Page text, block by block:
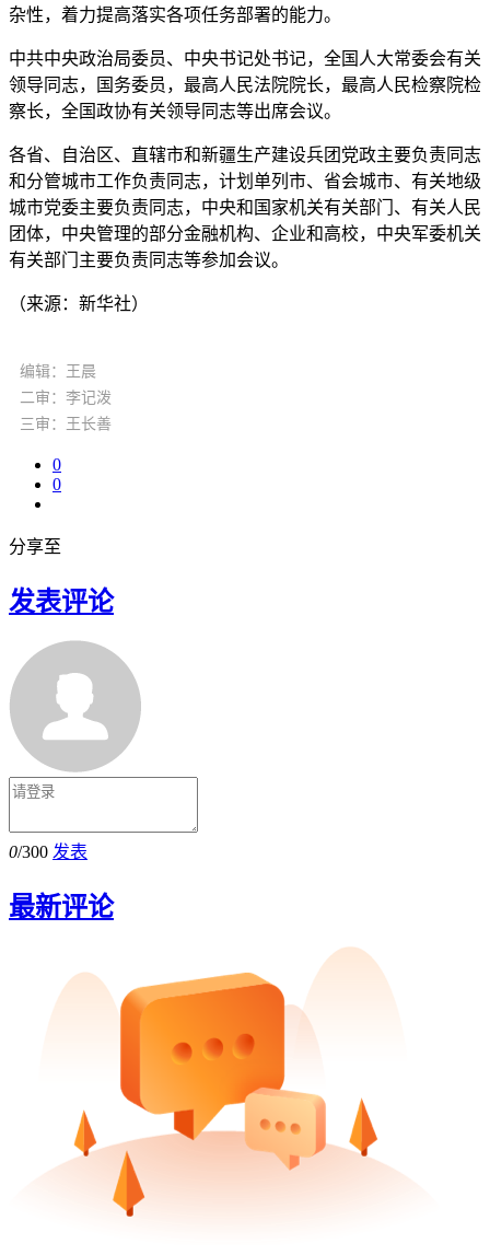
杂性，着力提高落实各项任务部署的能力。
中共中央政治局委员、中央书记处书记，全国人大常委会有关
领导同志，国务委员，最高人民法院院长，最高人民检察院检
察长，全国政协有关领导同志等出席会议。
各省、自治区、直辖市和新疆生产建设兵团党政主要负责同志
和分管城市工作负责同志，计划单列市、省会城市、有关地级
城市党委主要负责同志，中央和国家机关有关部门、有关人民
团体，中央管理的部分金融机构、企业和高校，中央军委机关
有关部门主要负责同志等参加会议。
（来源：新华社）
编辑：王晨
二审：李记泼
三审：王长善
0
0
分享至
发表评论
0/300 发表
最新评论